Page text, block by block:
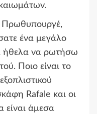
Πρωθυπουργέ,
ένα μεγάλο
ήθελα να ρωτήσω
Ποιο είναι το
Rafale και οι
είναι άμεσα